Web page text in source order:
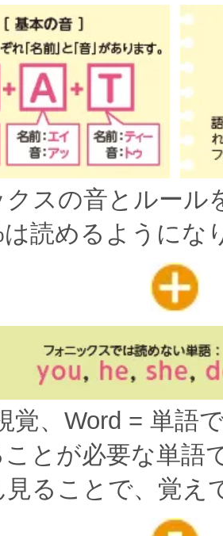
クスの音とルール
読めるようにな
覚、Word = 単語
とが必要な単語
見ることで、覚え